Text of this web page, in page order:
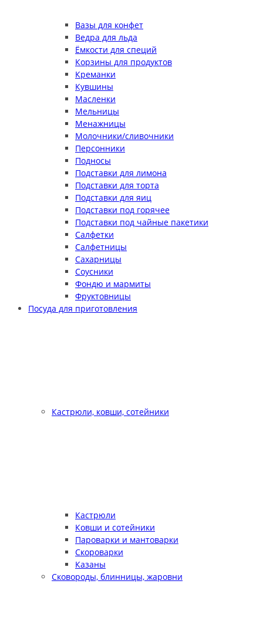
Вазы для конфет
Ведра для льда
Ёмкости для специй
Корзины для продуктов
Креманки
Кувшины
Масленки
Мельницы
Менажницы
Молочники/сливочники
Персонники
Подносы
Подставки для лимона
Подставки для торта
Подставки для яиц
Подставки под горячее
Подставки под чайные пакетики
Салфетки
Салфетницы
Сахарницы
Соусники
Фондю и мармиты
Фруктовницы
Посуда для приготовления
Кастрюли, ковши, сотейники
Кастрюли
Ковши и сотейники
Пароварки и мантоварки
Скороварки
Казаны
Сковороды, блинницы, жаровни